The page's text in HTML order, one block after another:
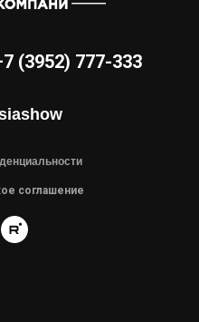
(3952) 777-333
соглашение